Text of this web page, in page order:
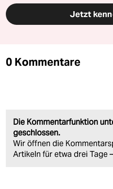
Jetzt
0 Kommentare
Die Kommentarfunktion
geschlossen.
Wir öffnen die
Artikeln für etwa drei Tage –